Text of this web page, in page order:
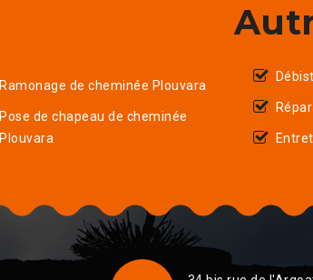
Ramonage de cheminée Plouvara
Pose de chapeau de cheminée
Plouvara